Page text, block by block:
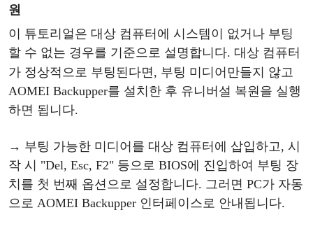
원
이 튜토리얼은 대상 컴퓨터에 시스템이 없거나 부팅
할 수 없는 경우를 기준으로 설명합니다. 대상 컴퓨터
가 정상적으로 부팅된다면, 부팅 미디어 만들지 않고
AOMEI Backupper를 설치한 후 유니버설 복원을 실행
하면 됩니다.
→ 부팅 가능한 미디어를 대상 컴퓨터에 삽입하고 , 시
작 시 "Del, Esc, F2" 등으로 BIOS에 진입하여 부팅 장
치를 첫 번째 옵션으로 설정합니다. 그러면 PC가 자동
으로 AOMEI Backupper 인터페이스로 안내됩니다.